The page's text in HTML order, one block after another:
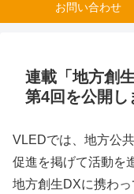
お問い合わせ
連載「地方創
第4回を公開し
VLEDでは、地方公
促進を掲げて活動を
地方創生DXに携わ